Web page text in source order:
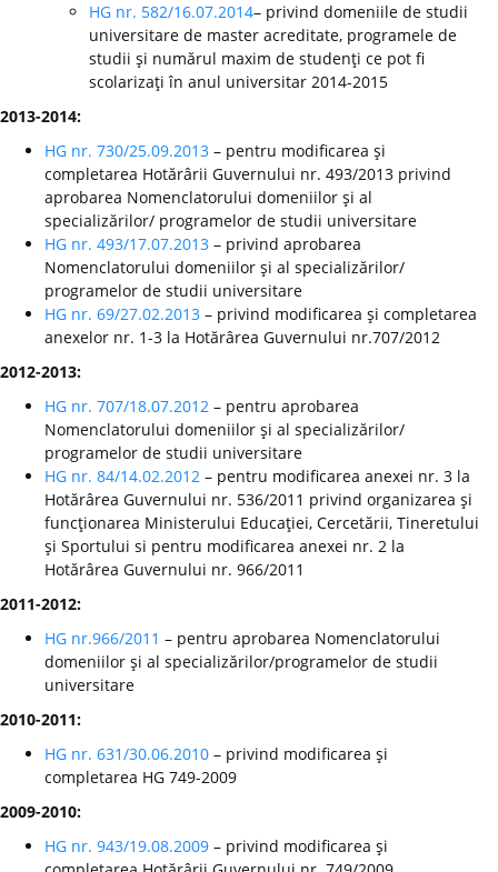
HG nr. 582/16.07.2014– privind domeniile de studii
universitare de master acreditate, programele de
studii şi numărul maxim de studenţi ce pot fi
scolarizaţi în anul universitar 2014-2015
2013-2014:
HG nr. 730/25.09.2013 – pentru modificarea şi
completarea Hotărârii Guvernului nr. 493/2013 privind
aprobarea Nomenclatorului domeniilor şi al
specializărilor/ programelor de studii universitare
HG nr. 493/17.07.2013 – privind aprobarea
Nomenclatorului domeniilor şi al specializărilor/
programelor de studii universitare
HG nr. 69/27.02.2013 – privind modificarea şi completarea
anexelor nr. 1-3 la Hotărârea Guvernului nr.707/2012
2012-2013:
HG nr. 707/18.07.2012 – pentru aprobarea
Nomenclatorului domeniilor şi al specializărilor/
programelor de studii universitare
HG nr. 84/14.02.2012 – pentru modificarea anexei nr. 3 la
Hotărârea Guvernului nr. 536/2011 privind organizarea şi
funcţionarea Ministerului Educaţiei, Cercetării, Tineretului
şi Sportului si pentru modificarea anexei nr. 2 la
Hotărârea Guvernului nr. 966/2011
2011-2012:
HG nr.966/2011 – pentru aprobarea Nomenclatorului
domeniilor şi al specializărilor/programelor de studii
universitare
2010-2011:
HG nr. 631/30.06.2010 – privind modificarea şi
completarea HG 749-2009
2009-2010:
HG nr. 943/19.08.2009 – privind modificarea şi